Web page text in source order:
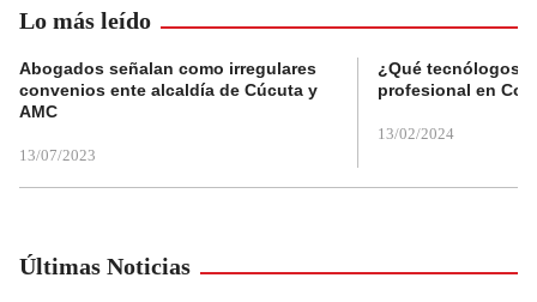
Lo más leído
Abogados señalan como irregulares
convenios ente alcaldía de Cúcuta y
AMC
13/07/2023
¿Qué tecnólogos
profesional en
13/02/2024
Últimas Noticias